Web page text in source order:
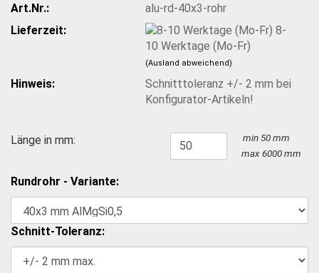
Art.Nr.:
alu-rd-40x3-rohr
Lieferzeit:
8-
10 Werktage (Mo-Fr)
(Ausland abweichend)
Hinweis:
Schnitttoleranz +/- 2 mm bei
Konfigurator-Artikeln!
Länge in mm:
min 50 mm
max 6000 mm
Rundrohr - Variante:
Schnitt-Toleranz: